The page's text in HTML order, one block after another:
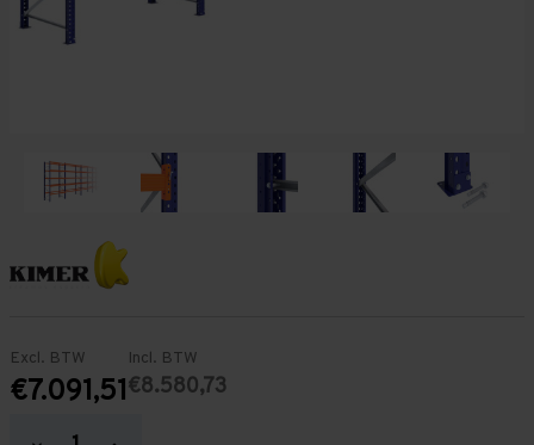
Excl. BTW
€7.091,51
Incl. BTW
€8.580,73